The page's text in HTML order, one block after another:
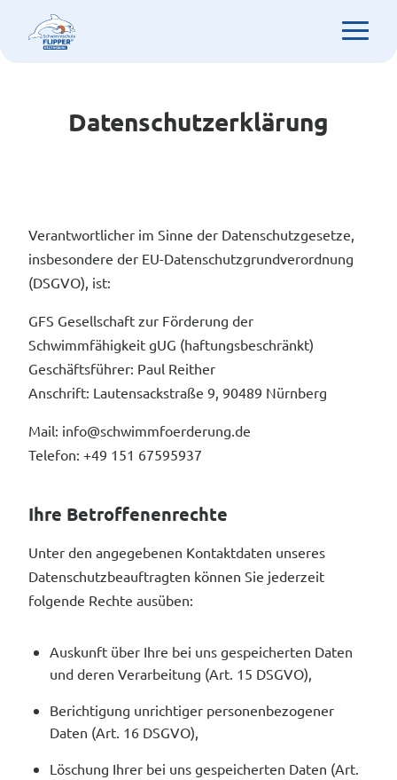
Datenschutzerklärung
Verantwortlicher im Sinne der Datenschutzgesetze,
insbesondere der EU-Datenschutzgrundverordnung
(DSGVO), ist:
GFS Gesellschaft zur Förderung der
Schwimmfähigkeit gUG (haftungsbeschränkt)
Geschäftsführer: Paul Reither
Anschrift: Lautensackstraße 9, 90489 Nürnberg
Mail: info@schwimmfoerderung.de
Telefon: +49 151 67595937
Ihre Betroffenenrechte
Unter den angegebenen Kontaktdaten unseres
Datenschutzbeauftragten können Sie jederzeit
folgende Rechte ausüben:
Auskunft über Ihre bei uns gespeicherten Daten
und deren Verarbeitung (Art. 15 DSGVO),
Berichtigung unrichtiger personenbezogener
Daten (Art. 16 DSGVO),
Löschung Ihrer bei uns gespeicherten Daten (Art.